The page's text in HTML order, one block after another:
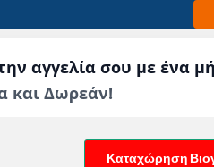
αγγελία σου με ένα
και Δωρεάν!
Καταχώρηση